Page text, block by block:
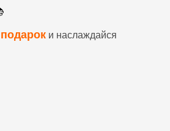
и наслаждайся